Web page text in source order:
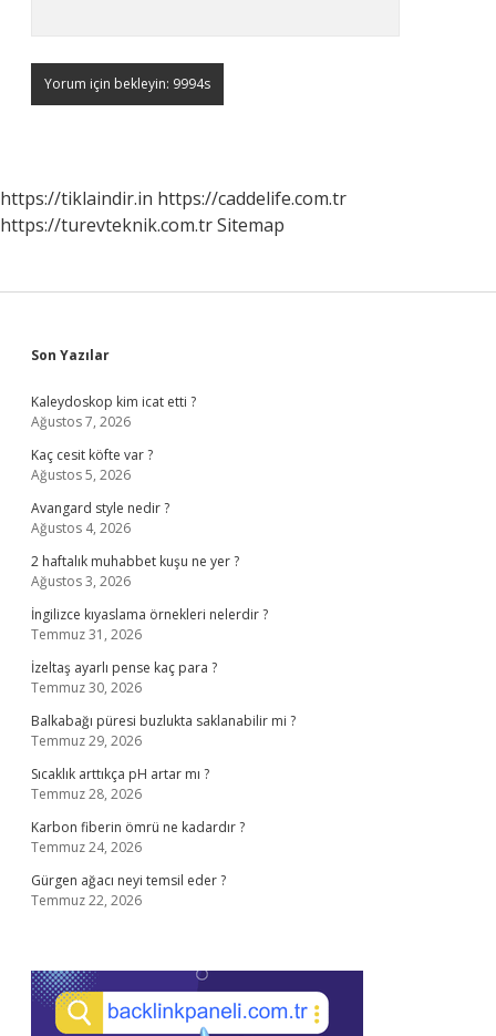
https://tiklaindir.in https://caddelife.com.tr
https://turevteknik.com.trSitemap
Sidebar
Son Yazılar
Kaleydoskop kim icat etti ?
Ağustos 7, 2026
Kaç cesit köfte var ?
Ağustos 5, 2026
Avangard style nedir ?
Ağustos 4, 2026
2 haftalık muhabbet kuşu ne yer ?
Ağustos 3, 2026
İngilizce kıyaslama örnekleri nelerdir ?
Temmuz 31, 2026
İzeltaş ayarlı pense kaç para ?
Temmuz 30, 2026
Balkabağı püresi buzlukta saklanabilir mi ?
Temmuz 29, 2026
Sıcaklık arttıkça pH artar mı ?
Temmuz 28, 2026
Karbon fiberin ömrü ne kadardır ?
Temmuz 24, 2026
Gürgen ağacı neyi temsil eder ?
Temmuz 22, 2026